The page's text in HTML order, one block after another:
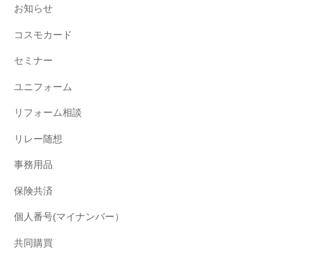
お知らせ
コスモカード
セミナー
ユニフォーム
リフォーム相談
リレー随想
事務用品
保険共済
個人番号(マイナンバー）
共同購買